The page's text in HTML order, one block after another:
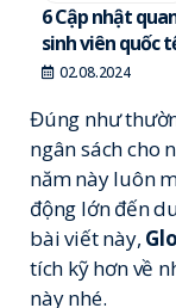
6 Cập nhật
sinh viên quốc
02.08.2024
Đúng như
ngân sách cho
năm này luôn
động lớn đến
bài viết này,
tích kỹ hơn về
này nhé.